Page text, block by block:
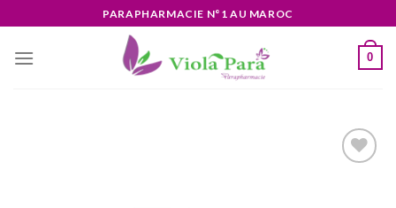
to
content
PARAPHARMACIE N°1 AU MAROC
0